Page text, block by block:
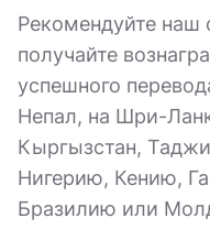
Рекомендуйте наш
получайте
успешного
Непал, на Шри-
Кыргызстан,
Нигерию, Кению,
Бразилию или